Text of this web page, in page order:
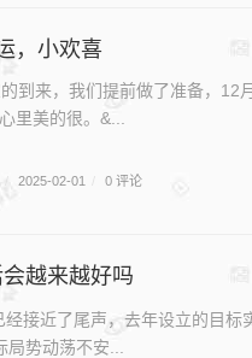
，小欢喜
到来，我们提前做了准备，12
里美的很。&...
/ 2025-02-01 0 评论
越来越好吗
接近了尾声，去年设立的目标
势动荡不安...